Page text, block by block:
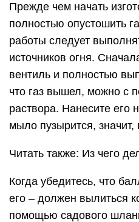
Прежде чем начать
полностью опустошить
работы следует
источников огня.
вентиль и полностью
что газ вышел, можно с
раствора. Нанесите его
мыло пузырится, значит,
Читать также: Из чего
Когда убедитесь, что
его – должен вылиться
помощью садового